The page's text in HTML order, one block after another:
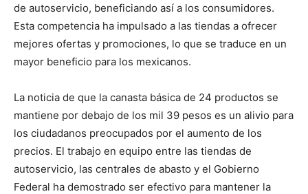
de autoservicio, beneficiando así a los consumidores.
Esta competencia ha impulsado a las tiendas a ofrecer
mejores ofertas y promociones, lo que se traduce en un
mayor beneficio para los mexicanos.
La noticia de que la canasta básica de 24 productos se
mantiene por debajo de los mil 39 pesos es un alivio para
los ciudadanos preocupados por el aumento de los
precios. El trabajo en equipo entre las tiendas de
autoservicio, las centrales de abasto y el Gobierno
Federal ha demostrado ser efectivo para mantener la